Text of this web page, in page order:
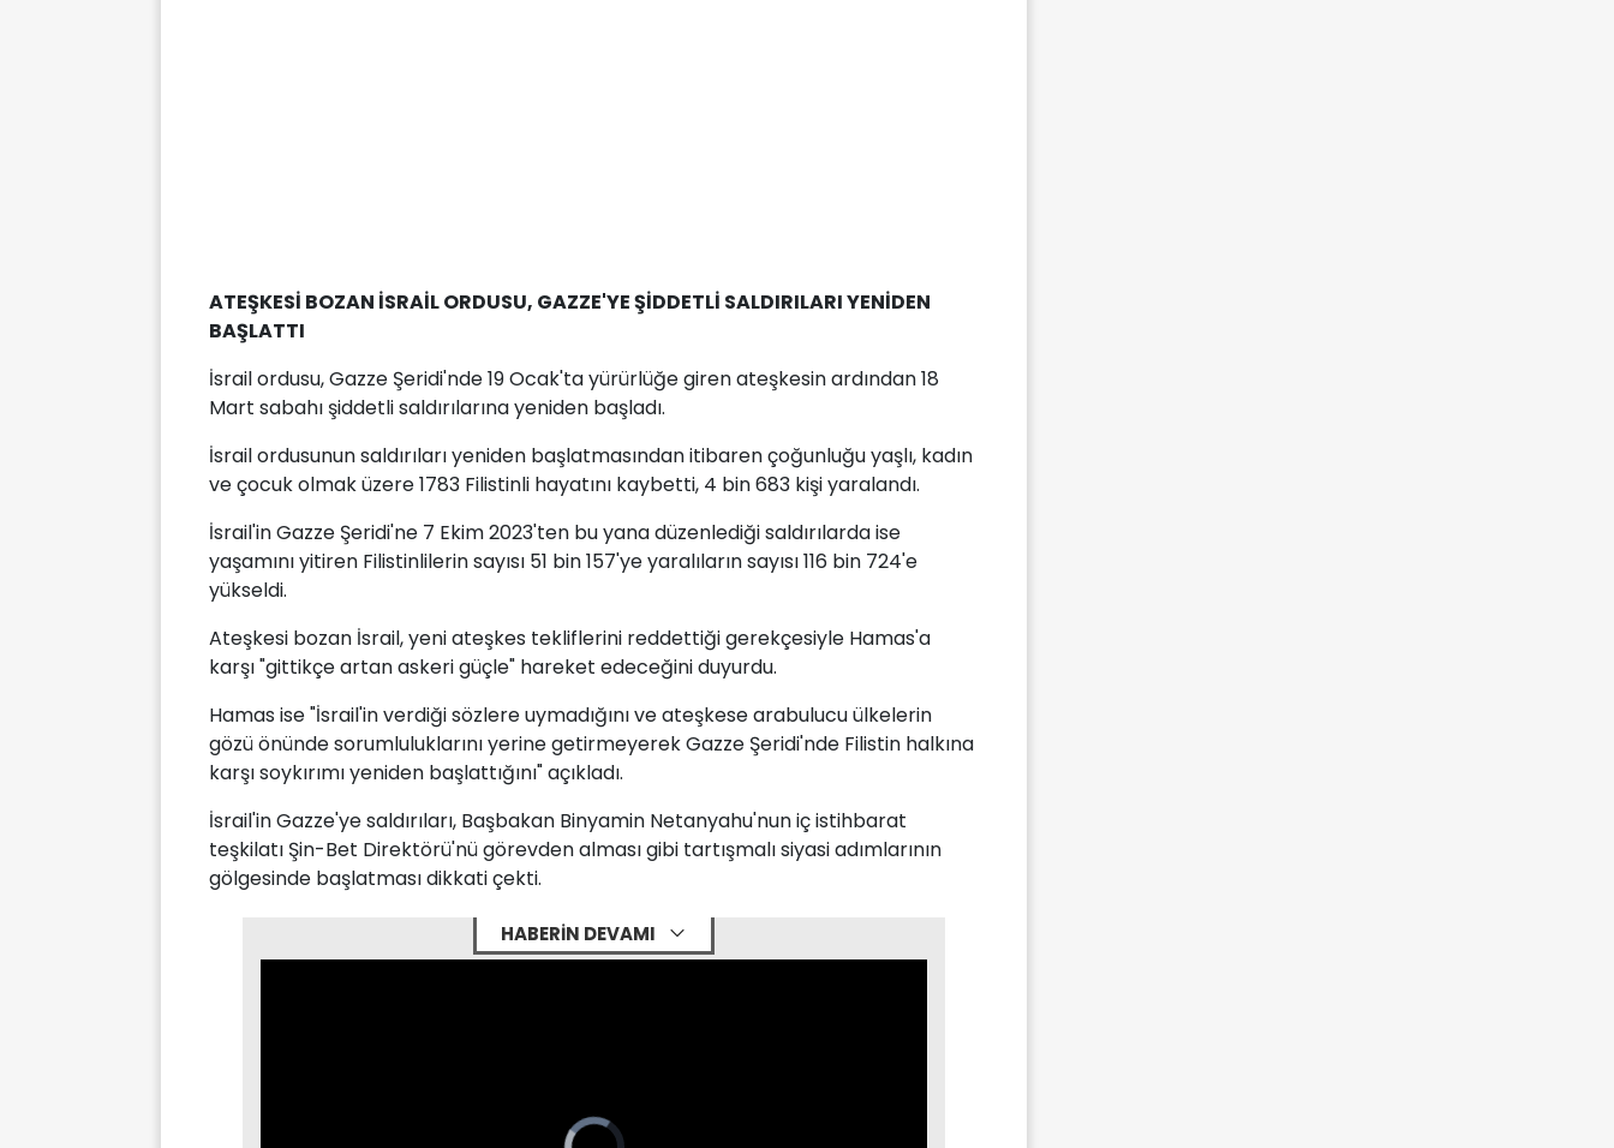
ATEŞKESİ BOZAN İSRAİL ORDUSU, GAZZE'YE ŞİDDETLİ SALDIRILARI YENİDEN
BAŞLATTI
İsrail ordusu, Gazze Şeridi'nde 19 Ocak'ta yürürlüğe giren ateşkesin ardından 18
Mart sabahı şiddetli saldırılarına yeniden başladı.
İsrail ordusunun saldırıları yeniden başlatmasından itibaren çoğunluğu yaşlı, kadın
ve çocuk olmak üzere 1783 Filistinli hayatını kaybetti, 4 bin 683 kişi yaralandı.
İsrail'in Gazze Şeridi'ne 7 Ekim 2023'ten bu yana düzenlediği saldırılarda ise
yaşamını yitiren Filistinlilerin sayısı 51 bin 157'ye yaralıların sayısı 116 bin 724'e
yükseldi.
Ateşkesi bozan İsrail, yeni ateşkes tekliflerini reddettiği gerekçesiyle Hamas'a
karşı "gittikçe artan askeri güçle" hareket edeceğini duyurdu.
Hamas ise "İsrail'in verdiği sözlere uymadığını ve ateşkese arabulucu ülkelerin
gözü önünde sorumluluklarını yerine getirmeyerek Gazze Şeridi'nde Filistin halkına
karşı soykırımı yeniden başlattığını" açıkladı.
İsrail'in Gazze'ye saldırıları, Başbakan Binyamin Netanyahu'nun iç istihbarat
teşkilatı Şin-Bet Direktörü'nü görevden alması gibi tartışmalı siyasi adımlarının
gölgesinde başlatması dikkati çekti.
HABERİN DEVAMI